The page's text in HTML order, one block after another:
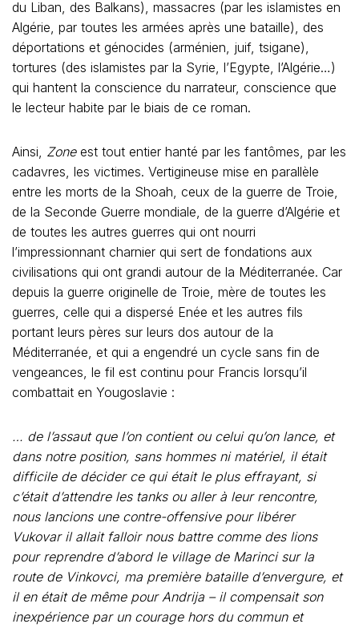
du Liban, des Balkans), massacres (par les islamistes en
Algérie, par toutes les armées après une bataille), des
déportations et génocides (arménien, juif, tsigane),
tortures (des islamistes par la Syrie, l’Egypte, l’Algérie…)
qui hantent la conscience du narrateur, conscience que
le lecteur habite par le biais de ce roman.
Ainsi, Zoneest tout entier hanté par les fantômes, par les
cadavres, les victimes. Vertigineuse mise en parallèle
entre les morts de la Shoah, ceux de la guerre de Troie,
de la Seconde Guerre mondiale, de la guerre d’Algérie et
de toutes les autres guerres qui ont nourri
l’impressionnant charnier qui sert de fondations aux
civilisations qui ont grandi autour de la Méditerranée. Car
depuis la guerre originelle de Troie, mère de toutes les
guerres, celle qui a dispersé Enée et les autres fils
portant leurs pères sur leurs dos autour de la
Méditerranée, et qui a engendré un cycle sans fin de
vengeances, le fil est continu pour Francis lorsqu’il
combattait en Yougoslavie :
… de l’assaut que l’on contient ou celui qu’on lance, et
dans notre position, sans hommes ni matériel, il était
difficile de décider ce qui était le plus effrayant, si
c’était d’attendre les tanks ou aller à leur rencontre,
nous lancions une contre-offensive pour libérer
Vukovar il allait falloir nous battre comme des lions
pour reprendre d’abord le village de Marinci sur la
route de Vinkovci, ma première bataille d’envergure, et
il en était de même pour Andrija – il compensait son
inexpérience par un courage hors du commun et